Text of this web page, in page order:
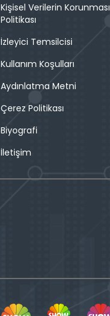
Kişisel Verilerin Korunması
Politikası
İzleyici Temsilcisi
Kullanım Koşulları
Aydınlatma Metni
Çerez Politikası
Biyografi
İletişim